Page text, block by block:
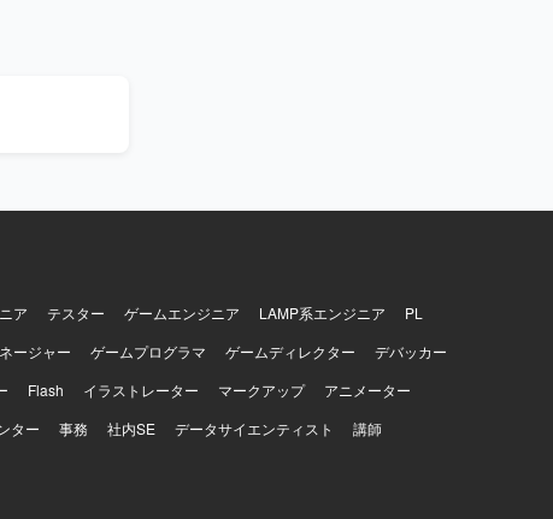
向上、
す。事業
おける多様
ア テスター ゲームエンジニア LAMP系エンジニア
PL
ージャー ゲームプログラマ ゲームディレクター
デバッカー
Flash イラストレーター マークアップ
アニメーター
ター 事務 社内SE データサイエンティスト 講師